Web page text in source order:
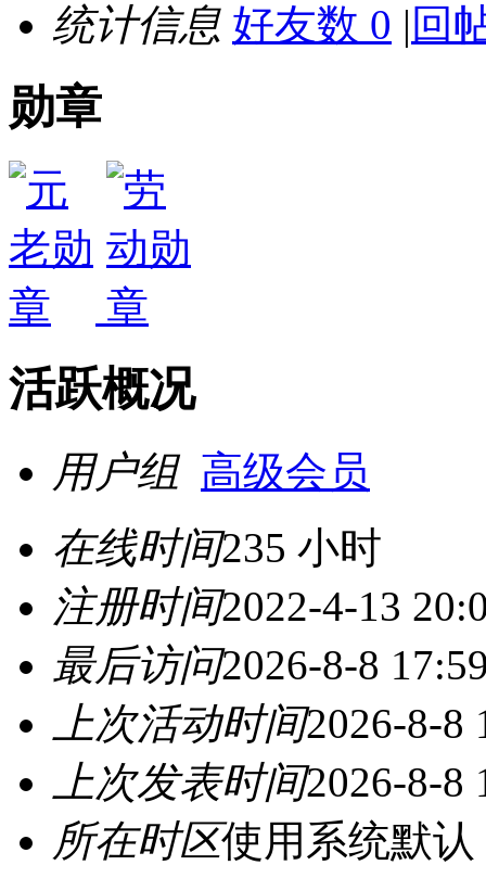
统计信息 好友数 0 | 回
勋章
活跃概况
用户组 高级会员
在线时间235 小时
注册时间2022-4-13
最后访问2026-8-8
上次活动时间2026-8-8
上次发表时间2026-8-8
所在时区使用系统默认